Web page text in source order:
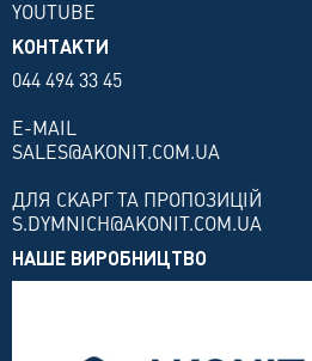
YOUTUBE
КОНТАКТИ
044 494 33 45
E-MAIL
SALES@AKONIT.COM.UA
ДЛЯ СКАРГ ТА ПРОПОЗИЦІЙ
S.DYMNICH@AKONIT.COM.UA
НАШЕ ВИРОБНИЦТВО